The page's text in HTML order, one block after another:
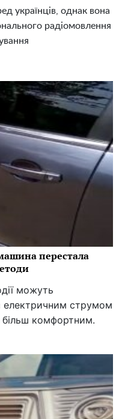
українців, однак вона
радіомовлення
перестала
можуть
електричним струмом
більш комфортним.